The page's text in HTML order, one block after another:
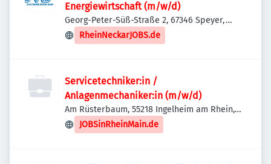
Energiewirtschaft (m/w/d)
Georg-Peter-Süß-Straße 2, 67346 Speyer,
Deutschland
RheinNeckarJOBS.de
Servicetechniker:in /
Anlagenmechaniker:in (m/w/d)
Am Rüsterbaum, 55218 Ingelheim am Rhein,
Deutschland
JOBSinRheinMain.de